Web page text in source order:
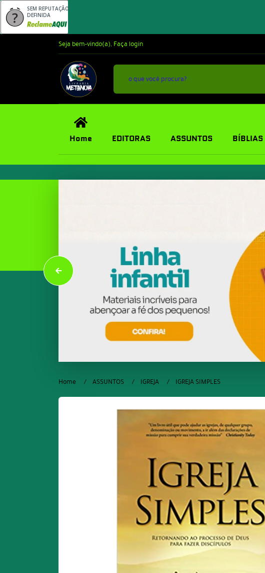
SEM REPUTAÇÃO
DEFINIDA
Seja bem-vindo(a), Faça login
Home EDITORAS ASSUNTOS BÍBLIAS
Home ASSUNTOS IGREJA IGREJA SIMPLES